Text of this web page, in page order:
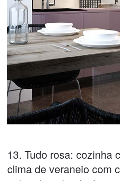
13. Tudo rosa: cozinha
clima de veraneio com